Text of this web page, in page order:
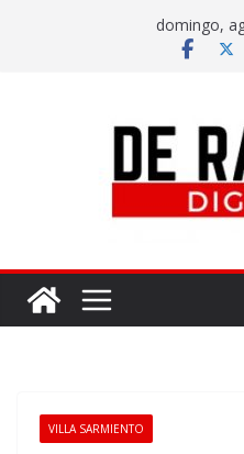
domingo,
VILLA SARMIENTO